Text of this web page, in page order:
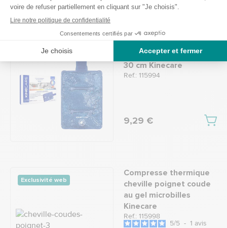
Exclusivité web
Compresse thermique
au gel microbilles 20 x
30 cm Kinecare
Ref.: 115994
9,29 €
Exclusivité web
Compresse thermique
cheville poignet coude
au gel microbilles
Kinecare
Ref.: 115998
5/5 - 1 avis